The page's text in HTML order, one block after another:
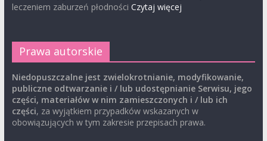
leczeniem zaburzeń płodności Czytaj więcej
Prawa autorskie
Niedopuszczalne jest zwielokrotnianie, modyfikowanie,
publiczne odtwarzanie i / lub udostępnianie Serwisu, jego
części, materiałów w nim zamieszczonych i / lub ich
części, za wyjątkiem przypadków wskazanych w
obowiązujących w tym zakresie przepisach prawa.